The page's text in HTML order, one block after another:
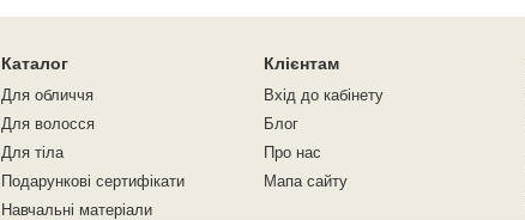
Каталог
Для обличчя
Для волосся
Для тіла
Подарункові сертифікати
Навчальні матеріали
Клієнтам
Вхід до кабінету
Блог
Про нас
Мапа сайту